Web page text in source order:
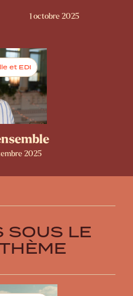
1 octobre 2025
et EDI
2025
SOUS LE